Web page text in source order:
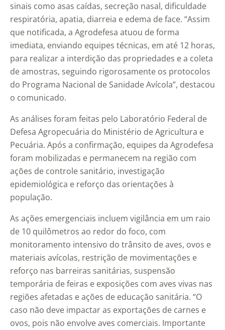
sinais como asas caídas, secreção nasal, dificuldade
respiratória, apatia, diarreia e edema de face. “Assim
que notificada, a Agrodefesa atuou de forma
imediata, enviando equipes técnicas, em até 12 horas,
para realizar a interdição das propriedades e a coleta
de amostras, seguindo rigorosamente os protocolos
do Programa Nacional de Sanidade Avícola”, destacou
o comunicado.
As análises foram feitas pelo Laboratório Federal de
Defesa Agropecuária do Ministério de Agricultura e
Pecuária. Após a confirmação, equipes da Agrodefesa
foram mobilizadas e permanecem na região com
ações de controle sanitário, investigação
epidemiológica e reforço das orientações à
população.
As ações emergenciais incluem vigilância em um raio
de 10 quilômetros ao redor do foco, com
monitoramento intensivo do trânsito de aves, ovos e
materiais avícolas, restrição de movimentações e
reforço nas barreiras sanitárias, suspensão
temporária de feiras e exposições com aves vivas nas
regiões afetadas e ações de educação sanitária. “O
caso não deve impactar as exportações de carnes e
ovos, pois não envolve aves comerciais. Importante